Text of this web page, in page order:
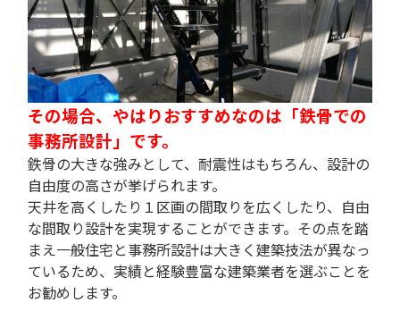
その場合、やはりおすすめなのは「鉄骨での
事務所設計」です。
鉄骨の大きな強みとして、耐震性はもちろん、設計の
自由度の高さが挙げられます。
天井を高くしたり１区画の間取りを広くしたり、自由
な間取り設計を実現することができます。その点を踏
まえ一般住宅と事務所設計は大きく建築技法が異なっ
ているため、実績と経験豊富な建築業者を選ぶことを
お勧めします。